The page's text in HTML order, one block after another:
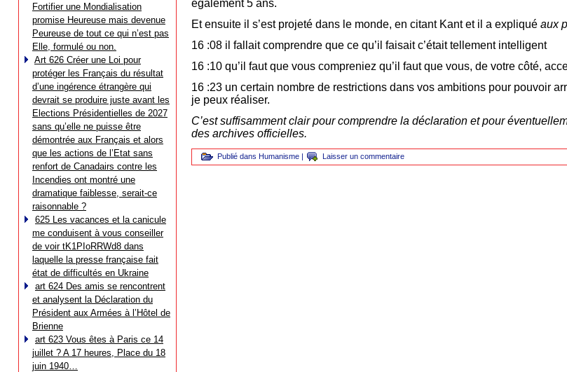
Fortifier une Mondialisation
promise Heureuse mais devenue
Peureuse de tout ce qui n’est pas
Elle, formulé ou non.
Art 626 Créer une Loi pour
protéger les Français du résultat
d’une ingérence étrangère qui
devrait se produire juste avant les
Elections Présidentielles de 2027
sans qu’elle ne puisse être
démontrée aux Français et alors
que les actions de l’Etat sans
renfort de Canadairs contre les
Incendies ont montré une
dramatique faiblesse, serait-ce
raisonnable ?
625 Les vacances et la canicule
me conduisent à vous conseiller
de voir tK1PIoRRWd8 dans
laquelle la presse française fait
état de difficultés en Ukraine
art 624 Des amis se rencontrent
et analysent la Déclaration du
Président aux Armées à l’Hôtel de
Brienne
art 623 Vous êtes à Paris ce 14
juillet ? A 17 heures, Place du 18
juin 1940…
également 5 ans.
Et ensuite il s’est projeté dans le monde, en citant Kant et il a expliqué aux
16 :08 il fallait comprendre que ce qu’il faisait c’était tellement intelligent
16 :10 qu’il faut que vous compreniez qu’il faut que vous, de votre côté,
16 :23 un certain nombre de restrictions dans vos ambitions pour pouvoir
je peux réaliser.
C’est suffisamment clair pour comprendre la déclaration et pour
des archives officielles.
Publié dans Humanisme | Laisser un commentaire